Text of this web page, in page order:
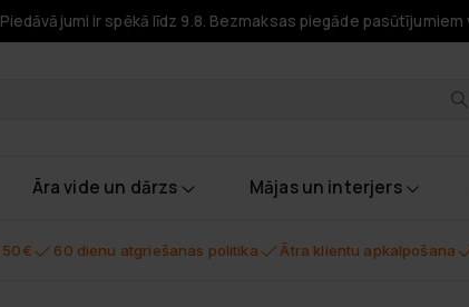
ir spēkā līdz 9.8. Bezmaksas piegāde pasūtījumiem
Āra vide un dārzs Mājas un interjers
50€ 60 dienu atgriešanas politika Ātra klientu apkalpošana